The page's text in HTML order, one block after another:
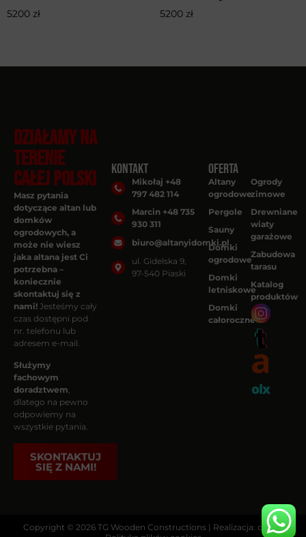
5200 zł 5200 zł
DZIAŁAMY NA
TERENIE
CAŁEJ POLSKI
Masz pytania
dotyczące altan lub
domków
ogrodowych, a
może nie wiesz
jaka altana jest Ci
potrzebna –
koniecznie
skontaktuj się z
nami! Jesteśmy cały
czas dostępni pod
nr. telefonu lub
adresem e-mail.
Służymy
fachowym
doradztwem,
dlatego na pewno
odpowiemy na
wszystkie pytania.
SKONTAKTUJ
SIĘ Z NAMI!
Kontakt
Mikołaj +48
797 482 114
Marcin +48 735
930 311
biuro@altanyidomki.pl
ul. Gidelska 9,
97-540 Piaski
Oferta
Altany
ogrodowe
Pergole
Sauny
Domki
ogrodowe
Domki
letniskowe
Domki
całoroczne
Ogrody
zimowe
Drewniane
wiaty
garażowe
Zabudowa
tarasu
Katalog
produktów
Copyright © 2026 TG Wooden Constructions | Realizacja: dais.pl